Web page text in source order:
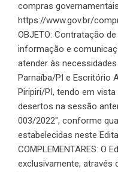
compras
https://www.gov.br/
OBJETO: Contratação
informação e
atender às
Parnaíba/PI e Escritório
Piripiri/PI, tendo em
desertos na sessão
003/2022″, conforme
estabelecidas neste
COMPLEMENTARES: O
exclusivamente, através